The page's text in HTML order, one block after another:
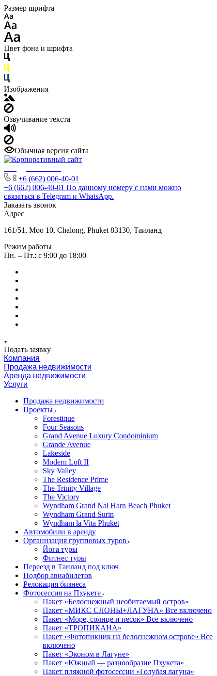
Размер шрифта
Цвет фона и шрифта
Изображения
Озвучивание текста
Обычная версия сайта
+6 (662) 006-40-01
+6 (662) 006-40-01 По данному номеру с нами можно
связаться в Telegram и WhatsApp.
Заказать звонок
Адрес
161/51, Moo 10, Chalong, Phuket 83130, Таиланд
Режим работы
Пн. – Пт.: с 9:00 до 18:00
Подать заявку
Компания
Продажа недвижимости
Аренда недвижимости
Услуги
Продажа недвижимости
Проекты
Forestique
Four Seasons
Grand Avenue Luxury Condominium
Grande Avenue
Lakeside
Modern Loft II
Sky Valley
The Residence Prime
The Trinity Village
The Victory
Wyndham Grand Nai Harn Beach Phuket
Wyndham Grand Surin
Wyndham la Vita Phuket
Автомобили в аренду
Организация групповых туров
Йога туры
Фитнес туры
Переезд в Таиланд под ключ
Подбор авиабилетов
Релокация бизнеса
Фотоcессия на Пхукете
Пакет «Белоснежный необитаемый остров»
Пакет «МИКС СЛОНЫ+ЛАГУНА» Все включено
Пакет «Море, солнце и песок» Все включено
Пакет «ТРОПИКАНА»
Пакет «Фотопикник на белоснежном острове» Все
включено
Пакет «Эконом в Лагуне»
Пакет «Южный — разнообразие Пхукета»
Пакет пляжной фотосессии «Голубая лагуна»